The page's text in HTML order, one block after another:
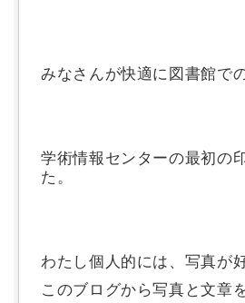
みなさんが快適に図書館で
学術情報センターの最初の
た。
わたし個人的には、写真が
このブログから写真と文章